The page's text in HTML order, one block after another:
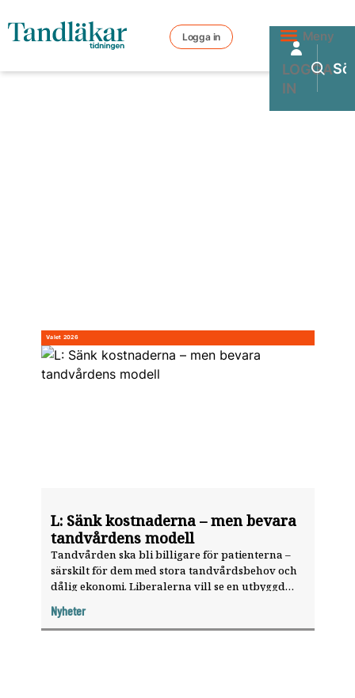
Logga in Meny
LOGGA
IN
L: Sänk kostnaderna – men bevara
tandvårdens modell
Tandvården ska bli billigare för patienterna –
särskilt för dem med stora tandvårdsbehov och
dålig ekonomi. Liberalerna vill se en utbyggd
ålder.
Nyheter